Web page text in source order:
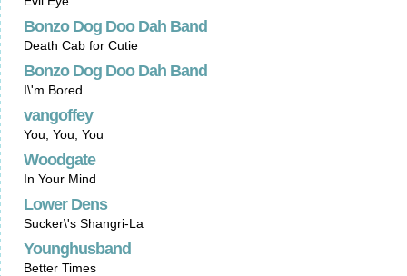
Bonzo Dog Doo Dah Band
Death Cab for Cutie
Bonzo Dog Doo Dah Band
I\'m Bored
vangoffey
You, You, You
Woodgate
In Your Mind
Lower Dens
Sucker\'s Shangri-La
Younghusband
Better Times